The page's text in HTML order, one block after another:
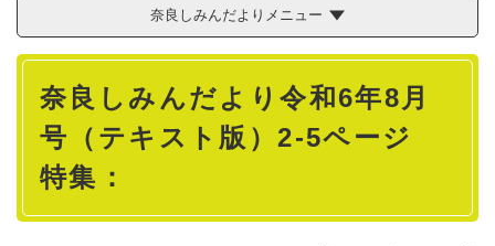
奈良しみんだよりメニュー
本
奈良しみんだより令和6年8月
号（テキスト版）2-5ページ
特集：